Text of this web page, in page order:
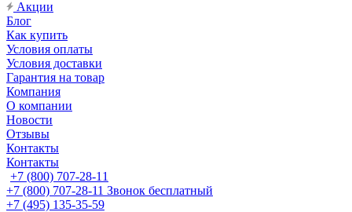
Акции
Блог
Как купить
Условия оплаты
Условия доставки
Гарантия на товар
Компания
О компании
Новости
Отзывы
Контакты
Контакты
+7 (800) 707-28-11
+7 (800) 707-28-11 Звонок бесплатный
+7 (495) 135-35-59